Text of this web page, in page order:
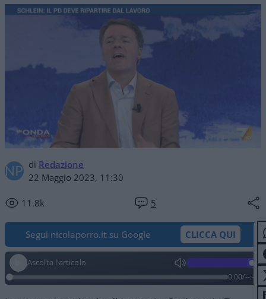
di Redazione
22 Maggio 2023, 11:30
11.8k 5
Segui nicolaporro.it su Google CLICCA QUI
Ascolta l'articolo
0:00/--:--